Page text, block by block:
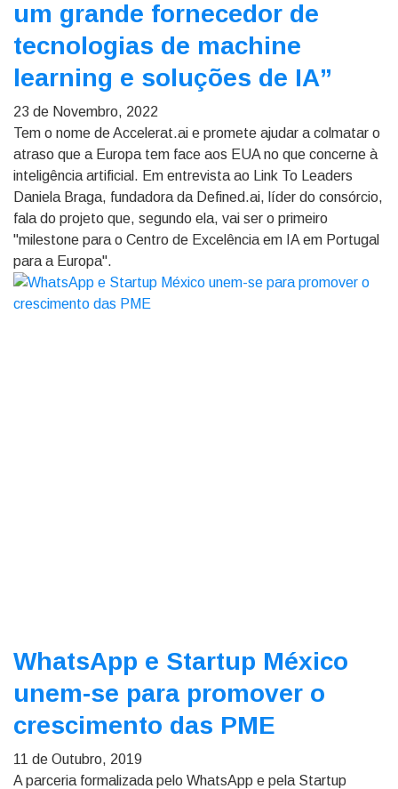
um grande fornecedor de
tecnologias de machine
learning e soluções de IA”
23 de Novembro, 2022
Tem o nome de Accelerat.ai e promete ajudar a colmatar o
atraso que a Europa tem face aos EUA no que concerne à
inteligência artificial. Em entrevista ao Link To Leaders
Daniela Braga, fundadora da Defined.ai, líder do consórcio,
fala do projeto que, segundo ela, vai ser o primeiro
"milestone para o Centro de Excelência em IA em Portugal
para a Europa".
WhatsApp e Startup México
unem-se para promover o
crescimento das PME
11 de Outubro, 2019
A parceria formalizada pelo WhatsApp e pela Startup